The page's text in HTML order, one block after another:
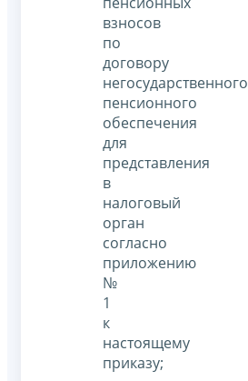
взносов
по
договору
негосударственного
пенсионного
обеспечения
для
представления
в
налоговый
орган
согласно
приложению
№
1
к
настоящему
приказу;